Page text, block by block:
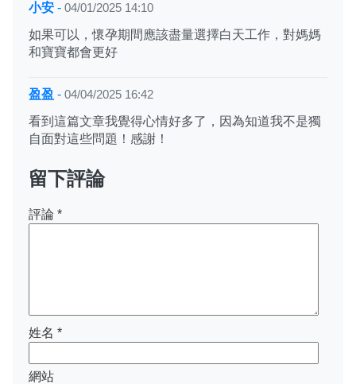
小安 - 04/01/2025 14:10
如果可以，懷孕期間應該盡量選擇白天工作，對媽媽
和寶寶都會更好
盈盈 - 04/04/2025 16:42
看到這篇文章我覺得心情好多了，因為知道我不是獨
自面對這些問題！感謝！
留下評論
評論 *
姓名 *
網站